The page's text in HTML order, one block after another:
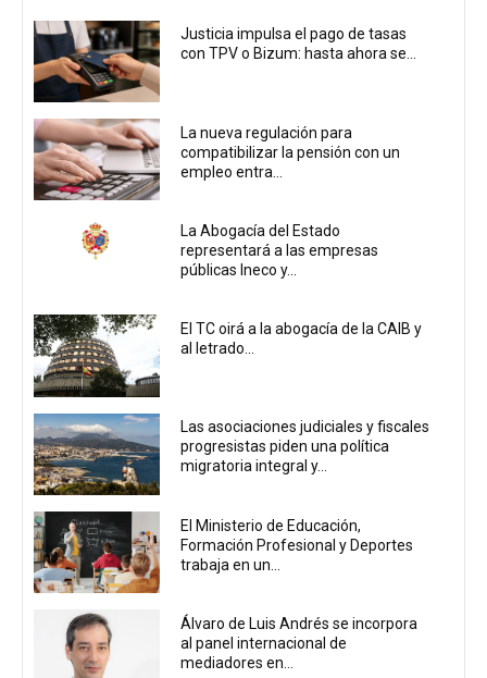
Justicia impulsa el pago de tasas
con TPV o Bizum: hasta ahora se...
La nueva regulación para
compatibilizar la pensión con un
empleo entra...
La Abogacía del Estado
representará a las empresas
públicas Ineco y...
El TC oirá a la abogacía de la CAIB y
al letrado...
Las asociaciones judiciales y fiscales
progresistas piden una política
migratoria integral y...
El Ministerio de Educación,
Formación Profesional y Deportes
trabaja en un...
Álvaro de Luis Andrés se incorpora
al panel internacional de
mediadores en...